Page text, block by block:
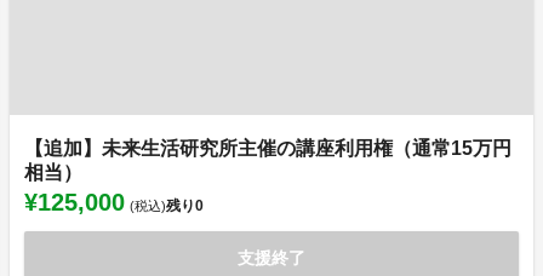
【追加】未来生活研究所主催の講座利用権（通常15万円
相当）
¥125,000 (税込)残り0
支援終了